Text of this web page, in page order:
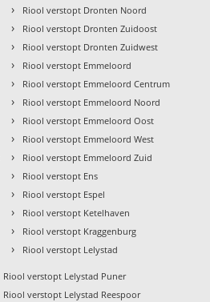
› Riool verstopt Dronten Noord
› Riool verstopt Dronten Zuidoost
› Riool verstopt Dronten Zuidwest
› Riool verstopt Emmeloord
› Riool verstopt Emmeloord Centrum
› Riool verstopt Emmeloord Noord
› Riool verstopt Emmeloord Oost
› Riool verstopt Emmeloord West
› Riool verstopt Emmeloord Zuid
› Riool verstopt Ens
› Riool verstopt Espel
› Riool verstopt Ketelhaven
› Riool verstopt Kraggenburg
› Riool verstopt Lelystad
Riool verstopt Lelystad Puner
Riool verstopt Lelystad Reespoor